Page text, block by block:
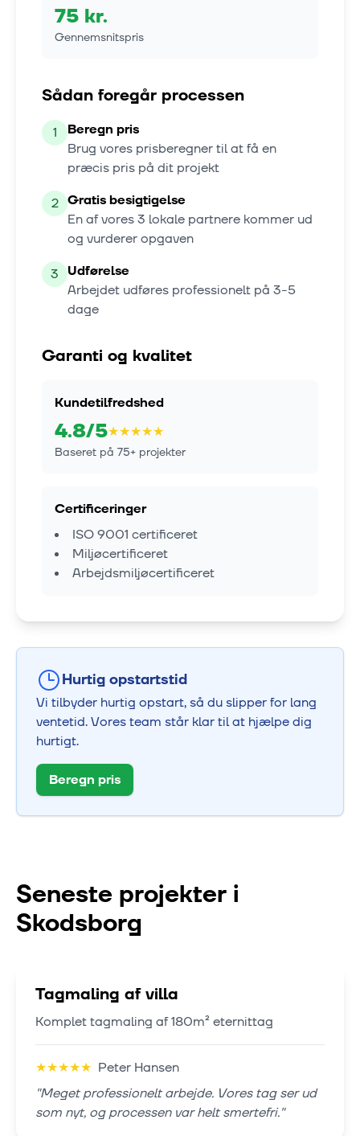
75 kr.
Gennemsnitspris
Sådan foregår processen
1
Beregn pris
Brug vores prisberegner til at få en
præcis pris på dit projekt
2 Gratis besigtigelse
En af vores3 lokale partnere kommer ud
og vurderer opgaven
3 Udførelse
Arbejdet udføres professionelt på 3-5
dage
Garanti og kvalitet
Kundetilfredshed
4.8/5★★★★★
Baseret på 75+ projekter
Certificeringer
ISO 9001 certificeret
Miljøcertificeret
Arbejdsmiljøcertificeret
Hurtig opstartstid
Vi tilbyder hurtig opstart, så du slipper for lang
ventetid. Vores team står klar til at hjælpe dig
hurtigt.
Beregn pris
Seneste projekter i
Skodsborg
Tagmaling af villa
Komplet tagmaling af 180m² eternittag
★★★★★ Peter Hansen
"Meget professionelt arbejde. Vores tag ser ud
som nyt, og processen var helt smertefri."